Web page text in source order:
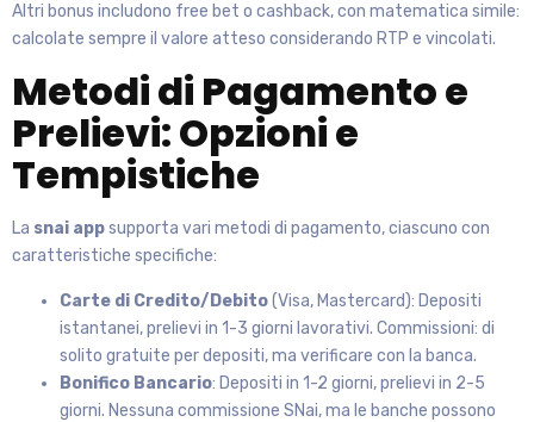
Altri bonus includono free bet o cashback, con matematica simile:
calcolate sempre il valore atteso considerando RTP e vincolati.
Metodi di Pagamento e
Prelievi: Opzioni e
Tempistiche
La snai appsupporta vari metodi di pagamento, ciascuno con
caratteristiche specifiche:
Carte di Credito/Debito(Visa, Mastercard): Depositi
istantanei, prelievi in 1-3 giorni lavorativi. Commissioni: di
solito gratuite per depositi, ma verificare con la banca.
Bonifico Bancario: Depositi in 1-2 giorni, prelievi in 2-5
giorni. Nessuna commissione SNai, ma le banche possono